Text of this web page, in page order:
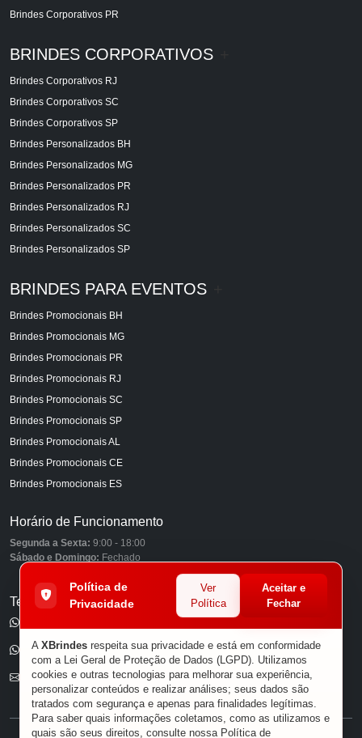
Brindes Corporativos PR
BRINDES CORPORATIVOS
Brindes Corporativos RJ
Brindes Corporativos SC
Brindes Corporativos SP
Brindes Personalizados BH
Brindes Personalizados MG
Brindes Personalizados PR
Brindes Personalizados RJ
Brindes Personalizados SC
Brindes Personalizados SP
BRINDES PARA EVENTOS
Brindes Promocionais BH
Brindes Promocionais MG
Brindes Promocionais PR
Brindes Promocionais RJ
Brindes Promocionais SC
Brindes Promocionais SP
Brindes Promocionais AL
Brindes Promocionais CE
Brindes Promocionais ES
Horário de Funcionamento
Segunda a Sexta: 9:00 - 18:00
Sábado e Domingo: Fechado
Telefones
(11) 96585-7462
E-mail
Política de
Privacidade
Ver
Política
Aceitar e
Fechar
A XBrindes respeita sua privacidade e está em conformidade
com a Lei Geral de Proteção de Dados (LGPD). Utilizamos
cookies e outras tecnologias para melhorar sua experiência,
personalizar conteúdos e realizar análises; seus dados são
tratados com segurança e apenas para finalidades legítimas.
Para saber quais informações coletamos, como as utilizamos e
quais são seus direitos, consulte nossa Política de